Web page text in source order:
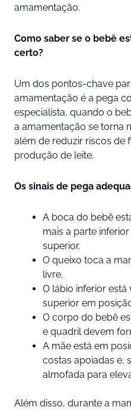
amamentação.
Como saber se o bebê
certo?
Um dos pontos-chave
amamentação é a pega
especialista, quando o
a amamentação se torna
além de reduzir riscos de
produção de leite.
Os sinais de pega
A boca do bebê
mais a parte
superior.
O queixo toca a
livre.
O lábio inferior
superior em
O corpo do bebê
e quadril devem
A mãe está em
costas apoiadas e,
almofada para
Além disso, durante a